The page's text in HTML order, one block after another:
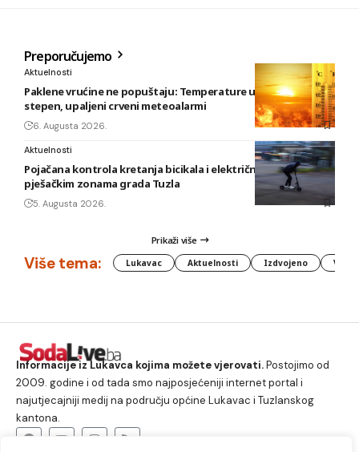
Preporučujemo
Aktuelnosti
Paklene vrućine ne popuštaju: Temperature u BiH i do 41
stepen, upaljeni crveni meteoalarmi
6. Augusta 2026.
Aktuelnosti
Pojačana kontrola kretanja bicikala i električnih romobila u
pješačkim zonama grada Tuzla
5. Augusta 2026.
Prikaži više
Više tema: Lukavac Aktuelnosti Izdvojeno
Informacije iz Lukavca kojima možete vjerovati.Postojimo od
2009. godine i od tada smo najposjećeniji internet portal i
najutjecajniji medij na području općine Lukavac i Tuzlanskog
kantona.